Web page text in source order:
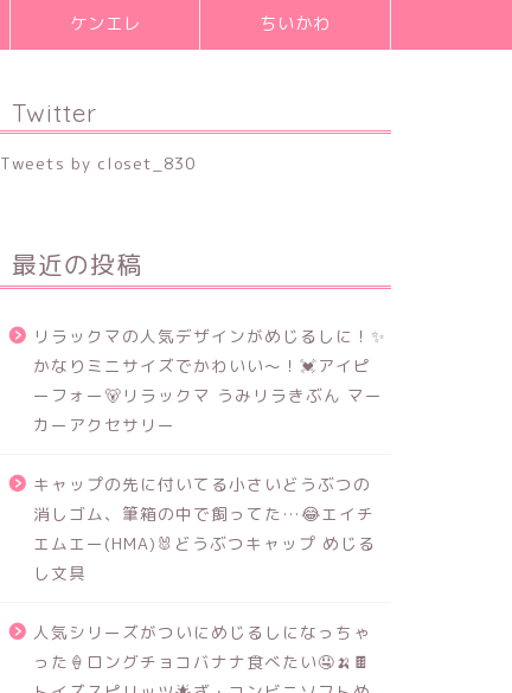
ケンエレ ちいかわ
Twitter
Tweets by closet_830
最近の投稿
リラックマの人気デザインがめじるしに！✨
かなりミニサイズでかわいい～！💓アイピ
ーフォー🐻リラックマ うみリラきぶん マー
カーアクセサリー
キャップの先に付いてる小さいどうぶつの
消しゴム、筆箱の中で飼ってた…😂エイチ
エムエー(HMA)🐰どうぶつキャップ めじる
し文具
人気シリーズがついにめじるしになっちゃ
った🍦ロングチョコバナナ食べたい🤤🍌🍫